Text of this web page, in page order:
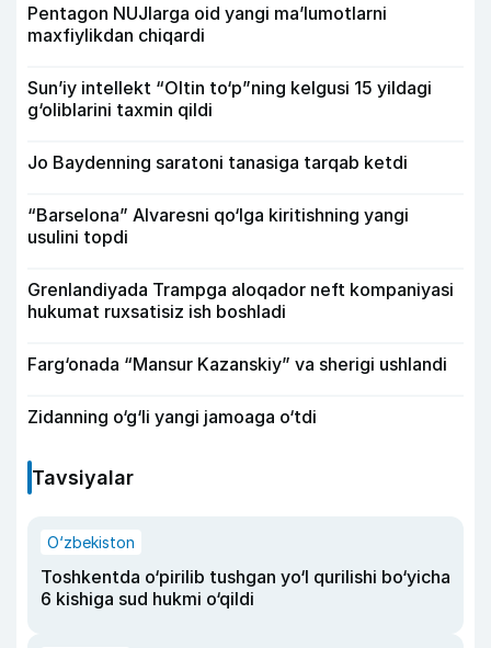
Pentagon NUJlarga oid yangi maʼlumotlarni
maxfiylikdan chiqardi
Sun’iy intellekt “Oltin to‘p”ning kelgusi 15 yildagi
g‘oliblarini taxmin qildi
Jo Baydenning saratoni tanasiga tarqab ketdi
“Barselona” Alvaresni qo‘lga kiritishning yangi
usulini topdi
Grenlandiyada Trampga aloqador neft kompaniyasi
hukumat ruxsatisiz ish boshladi
Farg‘onada “Mansur Kazanskiy” va sherigi ushlandi
Zidanning o‘g‘li yangi jamoaga o‘tdi
Tavsiyalar
O‘zbekiston
Toshkentda o‘pirilib tushgan yo‘l qurilishi bo‘yicha
6 kishiga sud hukmi o‘qildi